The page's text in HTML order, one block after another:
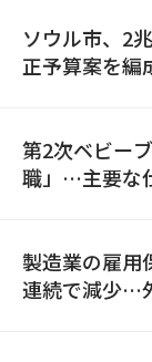
ソウル市、2
正予算案を
第2次ベビー
職」…主要な
製造業の雇用
連続で減少…